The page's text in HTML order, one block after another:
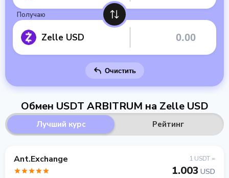
Получаю
Zelle USD
Очистить
Обмен USDT ARBITRUM на Zelle USD
Лучший курс Рейтинг
Ant.Exchange 1 USDT =
1.003 USD